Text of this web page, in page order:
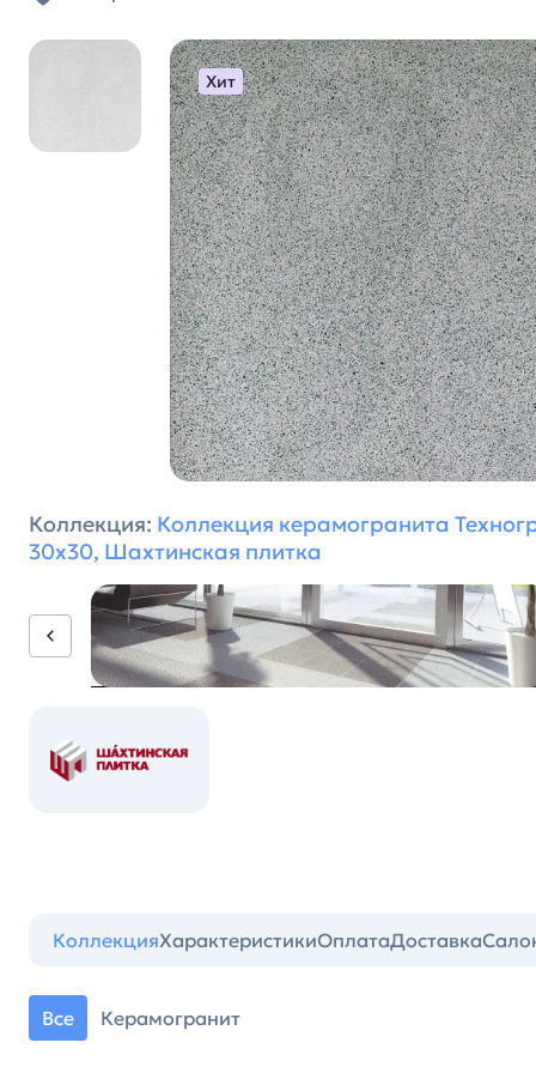
Хит
Коллекция: Коллекция керамогранита
30х30, Шахтинская плитка
КоллекцияХарактеристикиОплатаДоставка
Все Керамогранит